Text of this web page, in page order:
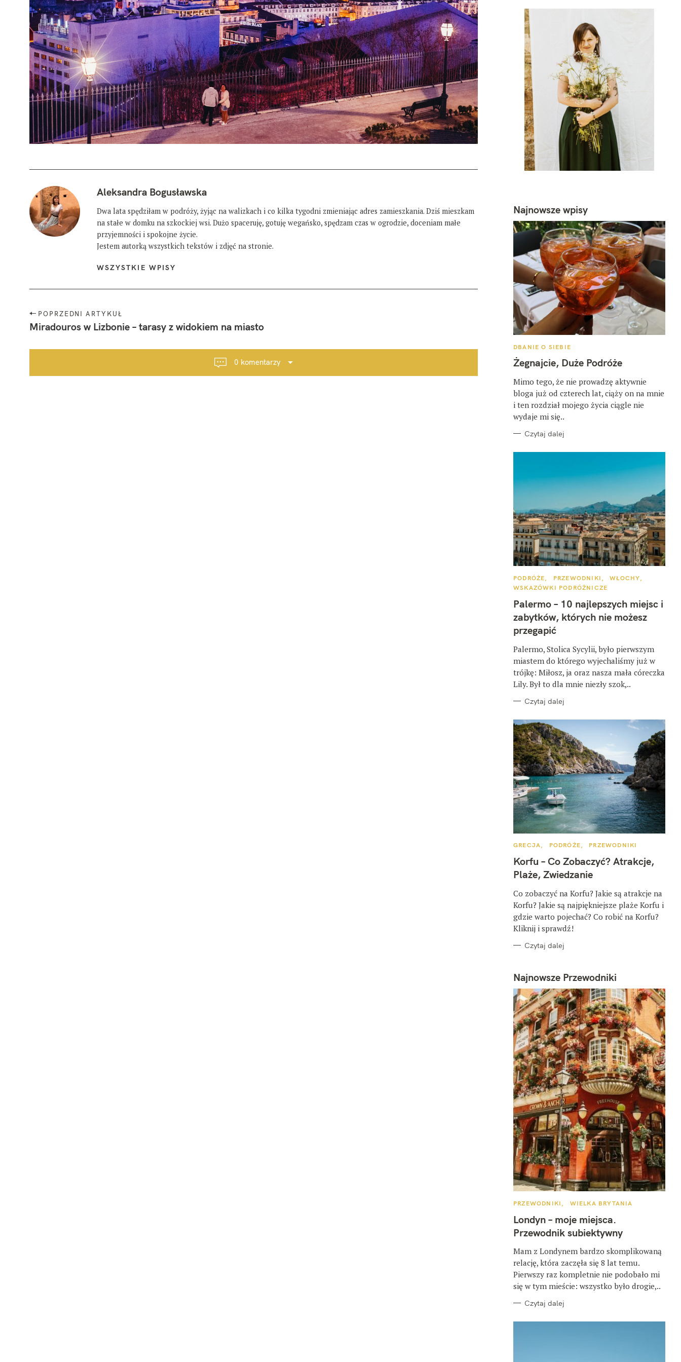
Aleksandra Bogusławska
Dwa lata spędziłam w podróży, żyjąc na walizkach i co kilka tygodni zmieniając adres zamieszkania. Dziś mieszkam
na stałe w domku na szkockiej wsi. Dużo spaceruję, gotuję wegańsko, spędzam czas w ogrodzie, doceniam małe
przyjemności i spokojne życie.
Jestem autorką wszystkich tekstów i zdjęć na stronie.
WSZYSTKIE WPISY
N
a
POPRZEDNI ARTYKUŁ
Miradouros w Lizbonie – tarasy z widokiem na miasto
0 komentarzy
Najnowsze wpisy
K
T
E
O
R
I
E
DBANIE O SIEBIE
Żegnajcie, Duże Podróże
Mimo tego, że nie prowadzę aktywnie
bloga już od czterech lat, ciąży on na mnie
i ten rozdział mojego życia ciągle nie
wydaje mi się..
Czytaj dalej
K
T
G
O
R
I
E
PODRÓŻE PRZEWODNIKI
WŁOCHY
WSKAZÓWKI PODRÓŻNICZE
Palermo – 10 najlepszych miejsc i
zabytków, których nie możesz
przegapić
Palermo, Stolica Sycylii, było pierwszym
miastem do którego wyjechaliśmy już w
trójkę: Miłosz, ja oraz nasza mała córeczka
Lily. Był to dla mnie niezły szok,..
Czytaj dalej
K
T
E
G
O
I
E
GRECJA PODRÓŻE PRZEWODNIKI
Korfu – Co Zobaczyć? Atrakcje,
Plaże, Zwiedzanie
Co zobaczyć na Korfu? Jakie są atrakcje na
Korfu? Jakie są najpiękniejsze plaże Korfu i
gdzie warto pojechać? Co robić na Korfu?
Kliknij i sprawdź!
Czytaj dalej
Najnowsze Przewodniki
K
T
E
G
O
I
E
PRZEWODNIKI WIELKA BRYTANIA
Londyn – moje miejsca.
Przewodnik subiektywny
Mam z Londynem bardzo skomplikowaną
relację, która zaczęła się 8 lat temu.
Pierwszy raz kompletnie nie podobało mi
się w tym mieście: wszystko było drogie,..
Czytaj dalej